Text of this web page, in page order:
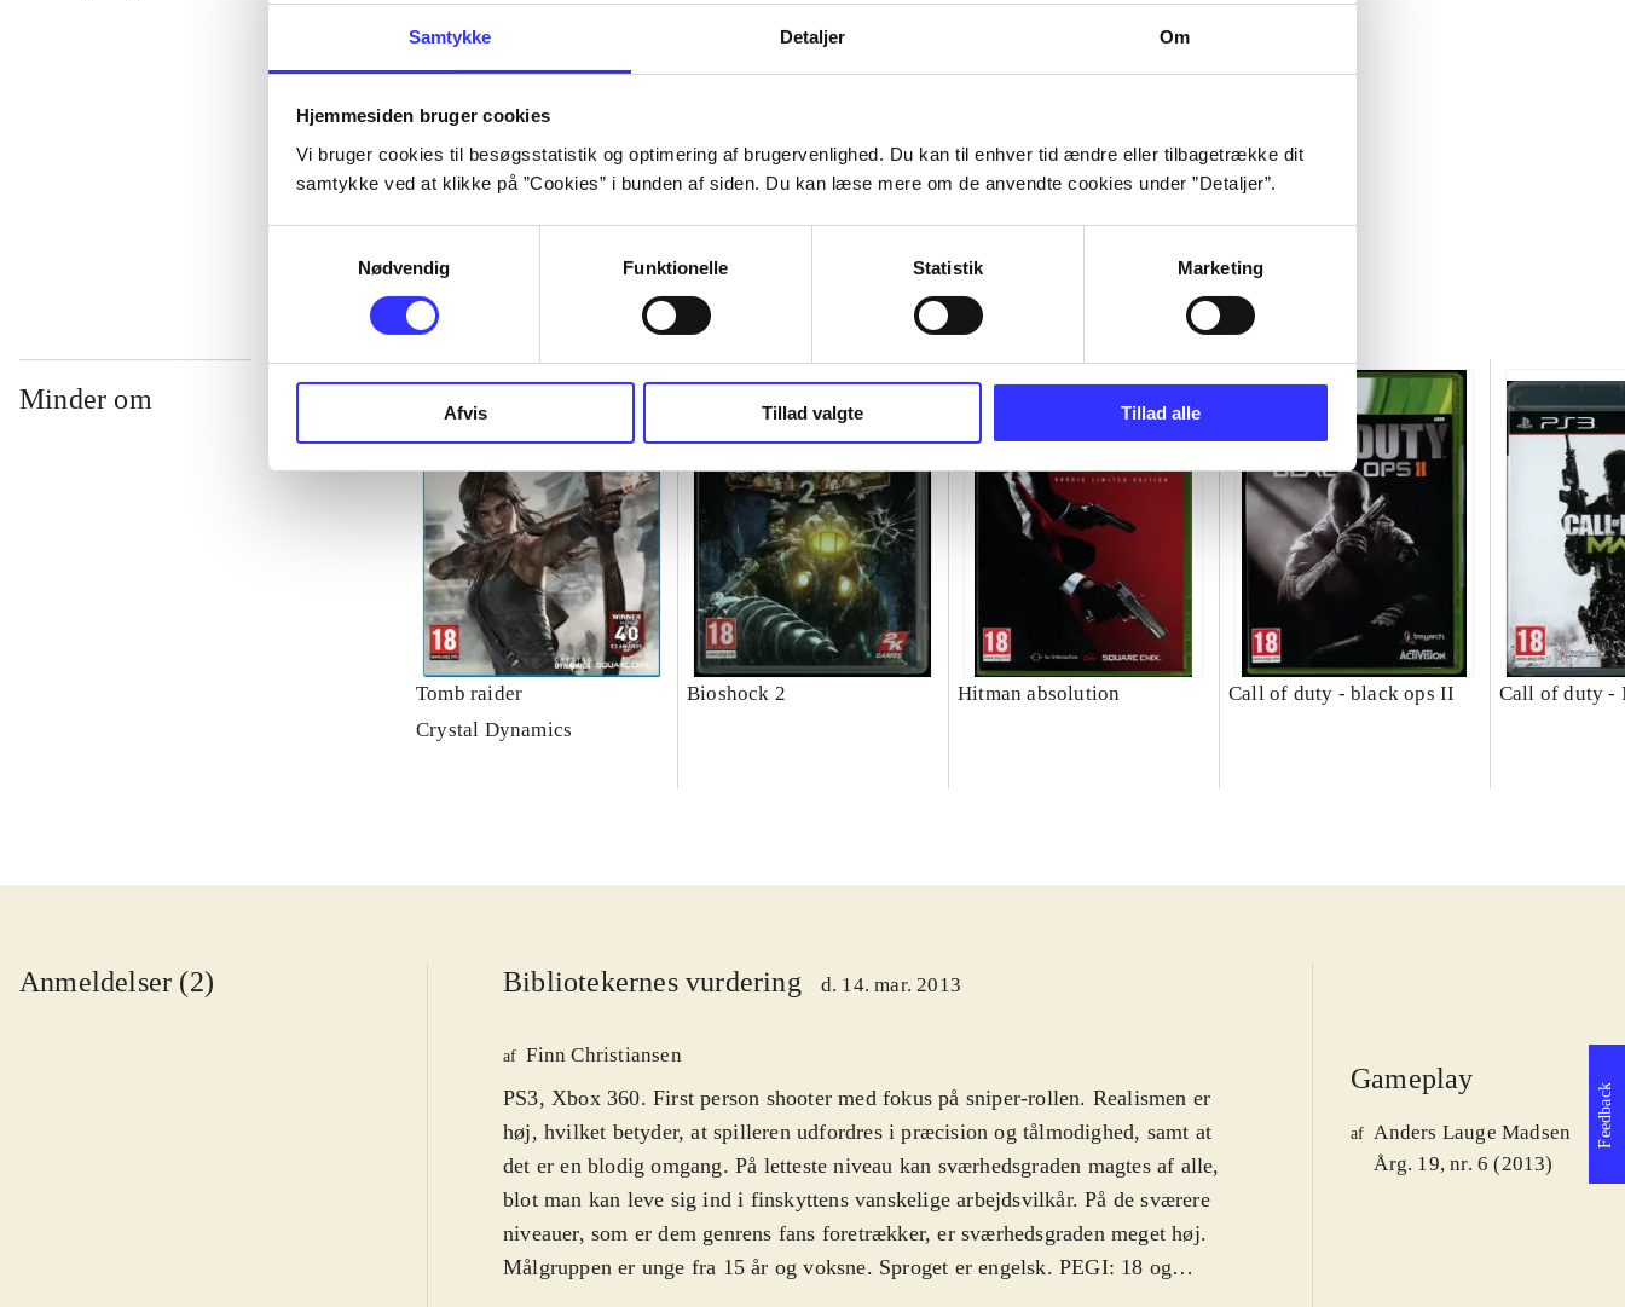
Samtykke Detaljer Om
Hjemmesiden bruger cookies
Vi bruger cookies til besøgsstatistik og optimering af brugervenlighed. Du kan til enhver tid ændre eller tilbagetrække dit
samtykke ved at klikke på ”Cookies” i bunden af siden. Du kan læse mere om de anvendte cookies under ”Detaljer”.
Nødvendig
Funktionelle Statistik Marketing
Afvis Tillad valgte Tillad alle
Minder om
Tomb raider
Crystal Dynamics
Bioshock 2 Hitman absolution Call of duty - black ops II Call of duty -
Anmeldelser (2) Bibliotekernes vurdering d. 14. mar. 2013
af Finn Christiansen
PS3, Xbox 360. First person shooter med fokus på sniper-rollen. Realismen er
høj, hvilket betyder, at spilleren udfordres i præcision og tålmodighed, samt at
det er en blodig omgang. På letteste niveau kan sværhedsgraden magtes af alle,
blot man kan leve sig ind i finskyttens vanskelige arbejdsvilkår. På de sværere
niveauer, som er dem genrens fans foretrækker, er sværhedsgraden meget høj.
Målgruppen er unge fra 15 år og voksne. Sproget er engelsk. PEGI: 18 og
Gameplay
af Anders Lauge Madsen
Årg. 19, nr. 6 (2013)
Feedback